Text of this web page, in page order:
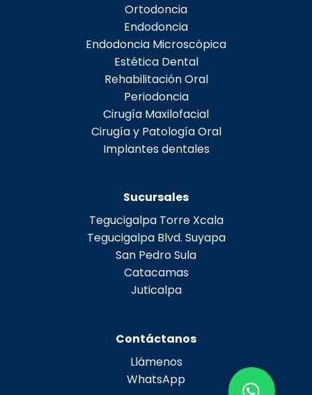
Ortodoncia
Endodoncia
Endodoncia Microscópica
Estética Dental
Rehabilitación Oral
Periodoncia
Cirugía Maxilofacial
Cirugía y Patología Oral
Implantes dentales
Sucursales
Tegucigalpa Torre Xcala
Tegucigalpa Blvd. Suyapa
San Pedro Sula
Catacamas
Juticalpa
Contáctanos
Llámenos
WhatsApp